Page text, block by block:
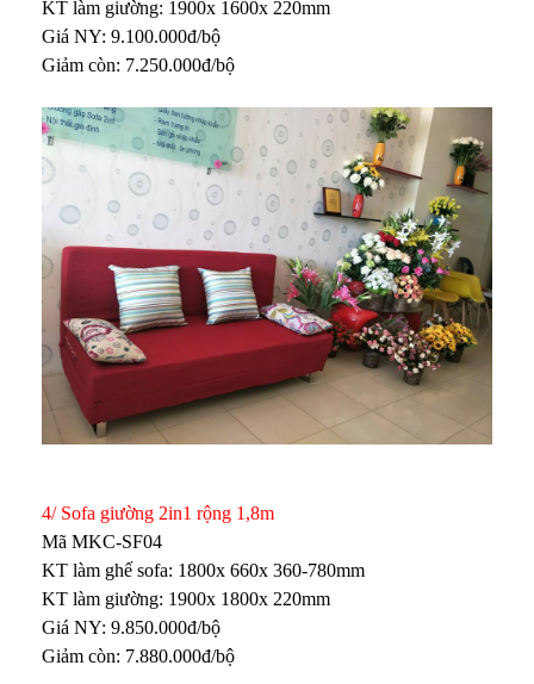
KT làm giường: 1900x 1600x 220mm
Giá NY: 9.100.000đ/bộ
Giảm còn: 7.250.000đ/bộ
4/ Sofa giường 2in1 rộng 1,8m
Mã MKC-SF04
KT làm ghế sofa: 1800x 660x 360-780mm
KT làm giường: 1900x 1800x 220mm
Giá NY: 9.850.000đ/bộ
Giảm còn: 7.880.000đ/bộ